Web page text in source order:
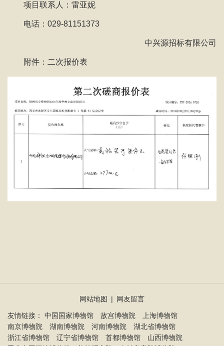
项目联系人：雷亚妮
电话：029-81151373
中兴源招标有限公司
附件：二次报价表
网站地图 | 网友留言
友情链接： 中国国家博物馆 故宫博物院
上海博物馆
南京博物院
湖南博物院 河南博物院
湖北省博物馆
浙江省博物馆
辽宁省博物馆 首都博物馆
山西博物院